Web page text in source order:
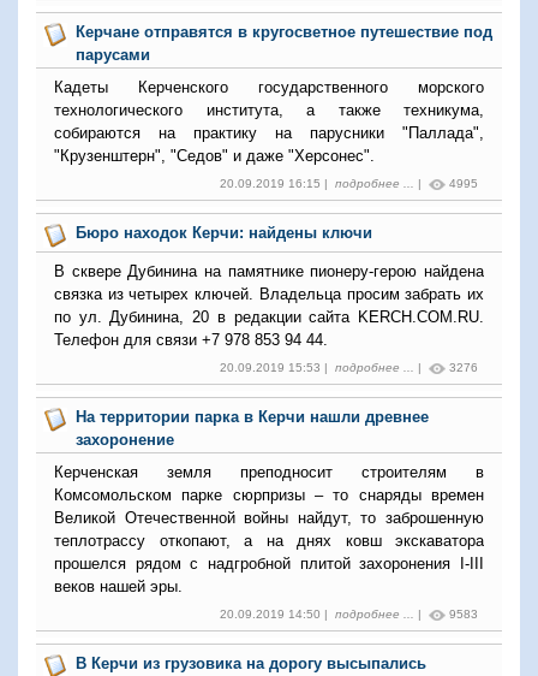
Керчане отправятся в кругосветное путешествие под
парусами
Кадеты Керченского государственного морского
технологического института, а также техникума,
собираются на практику на парусники "Паллада",
"Крузенштерн", "Седов" и даже "Херсонес".
20.09.2019 16:15 | подробнее ... | 4995
Бюро находок Керчи: найдены ключи
В сквере Дубинина на памятнике пионеру-герою найдена
связка из четырех ключей. Владельца просим забрать их
по ул. Дубинина, 20 в редакции сайта KERCH.COM.RU.
Телефон для связи +7 978 853 94 44.
20.09.2019 15:53 | подробнее ... | 3276
На территории парка в Керчи нашли древнее
захоронение
Керченская земля преподносит строителям в
Комсомольском парке сюрпризы – то снаряды времен
Великой Отечественной войны найдут, то заброшенную
теплотрассу откопают, а на днях ковш экскаватора
прошелся рядом с надгробной плитой захоронения I-III
веков нашей эры.
20.09.2019 14:50 | подробнее ... | 9583
В Керчи из грузовика на дорогу высыпались